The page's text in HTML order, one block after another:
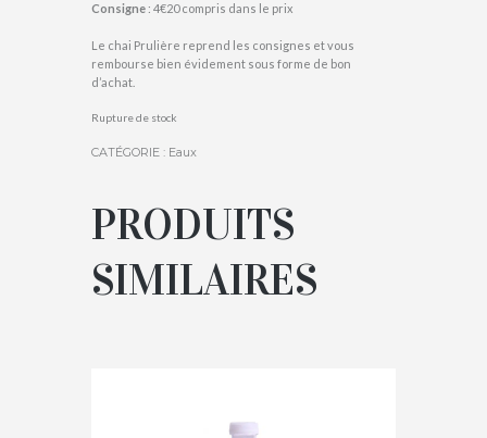
Consigne : 4€20 compris dans le prix
Le chai Prulière reprend les consignes et vous
rembourse bien évidement sous forme de bon
d’achat.
Rupture de stock
CATÉGORIE : Eaux
PRODUITS
SIMILAIRES